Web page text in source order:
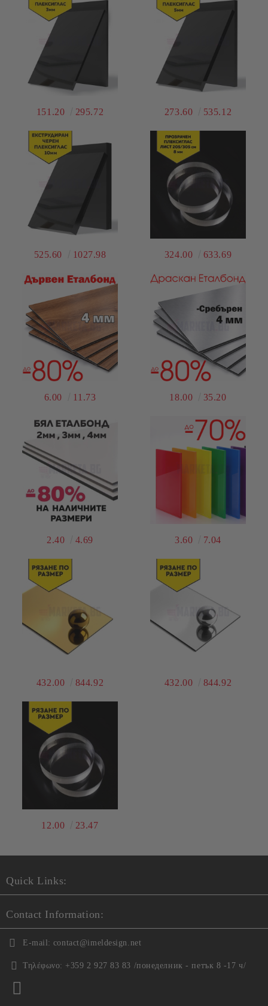
151.20 295.72 273.60 535.12
525.60 1027.98 324.00 633.69
6.00 11.73 18.00 35.20
2.40 4.69 3.60 7.04
432.00 844.92 432.00 844.92
12.00 23.47
Quick Links:
Contact Information:
E-mail: contact@imeldesign.net
Τηλέφωνο: +359 2 927 83 83 /понеделник - петък 8 -17 ч/